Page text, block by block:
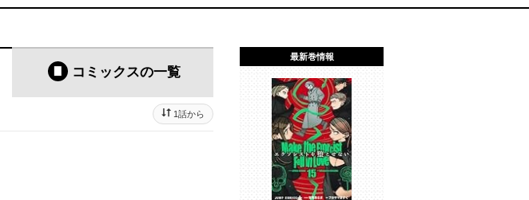
コミックスの一覧
1話から
最新巻情報